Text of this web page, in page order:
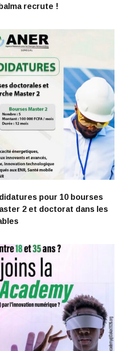
recrute !
pour 10 bourses
2 et doctorat dans les